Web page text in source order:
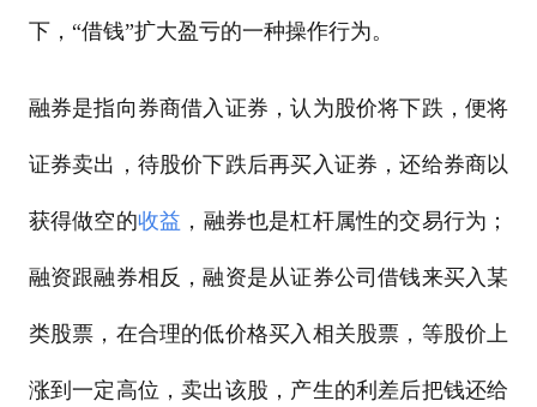
下，“借钱”扩大盈亏的一种操作行为。
融券是指向券商借入证券，认为股价将下跌，便将
证券卖出，待股价下跌后再买入证券，还给券商以
获得做空的收益 ，融券也是杠杆属性的交易行为；
融资跟融券相反，融资是从证券公司借钱来买入某
类股票，在合理的低价格买入相关股票，等股价上
涨到一定高位，卖出该股，产生的利差后把钱还给